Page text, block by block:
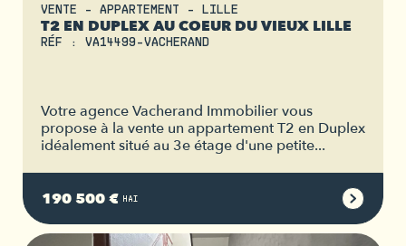
VENTE - APPARTEMENT - LILLE
T2 EN DUPLEX AU COEUR DU VIEUX LILLE
RÉF : VA14499-VACHERAND
Votre agence Vacherand Immobilier vous
propose à la vente un appartement T2 en Duplex
idéalement situé au 3e étage d'une petite...
190 500 € HAI